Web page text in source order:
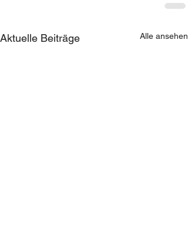
Aktuelle Beiträge Alle ansehen